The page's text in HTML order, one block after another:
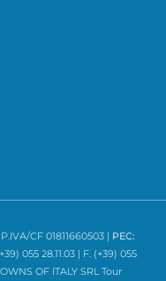
CF 01811660503 | PEC:
055 28.11.03 | F. (+39) 055
OF ITALY SRL Tour